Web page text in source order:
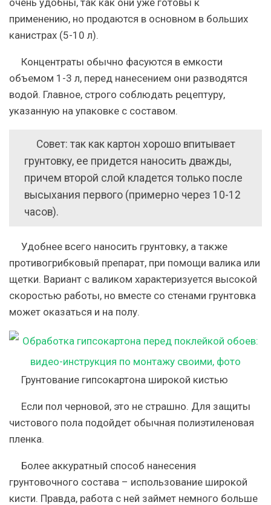
очень удобны, так как они уже готовы к
применению, но продаются в основном в больших
канистрах (5-10 л).
Концентраты обычно фасуются в емкости
объемом 1-3 л, перед нанесением они разводятся
водой. Главное, строго соблюдать рецептуру,
указанную на упаковке с составом.
Совет: так как картон хорошо впитывает
грунтовку, ее придется наносить дважды,
причем второй слой кладется только после
высыхания первого (примерно через 10-12
часов).
Удобнее всего наносить грунтовку, а также
противогрибковый препарат, при помощи валика или
щетки. Вариант с валиком характеризуется высокой
скоростью работы, но вместе со стенами грунтовка
может оказаться и на полу.
Грунтование гипсокартона широкой кистью
Если пол черновой, это не страшно. Для защиты
чистового пола подойдет обычная полиэтиленовая
пленка.
Более аккуратный способ нанесения
грунтовочного состава – использование широкой
кисти. Правда, работа с ней займет немного больше